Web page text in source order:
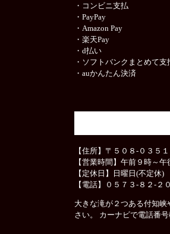
・コンビニ支払
・PayPay
・Amazon Pay
・楽天Pay
・d払い
・ソフトバンクまとめて支
・auかんたん決済
【住所】〒５０８-０３
【営業時間】午前９時～午
【定休日】日曜日(不定休)
【電話】０５７３-８２-２
大きな滝が２つある付知
さい。 カーナビで電話番